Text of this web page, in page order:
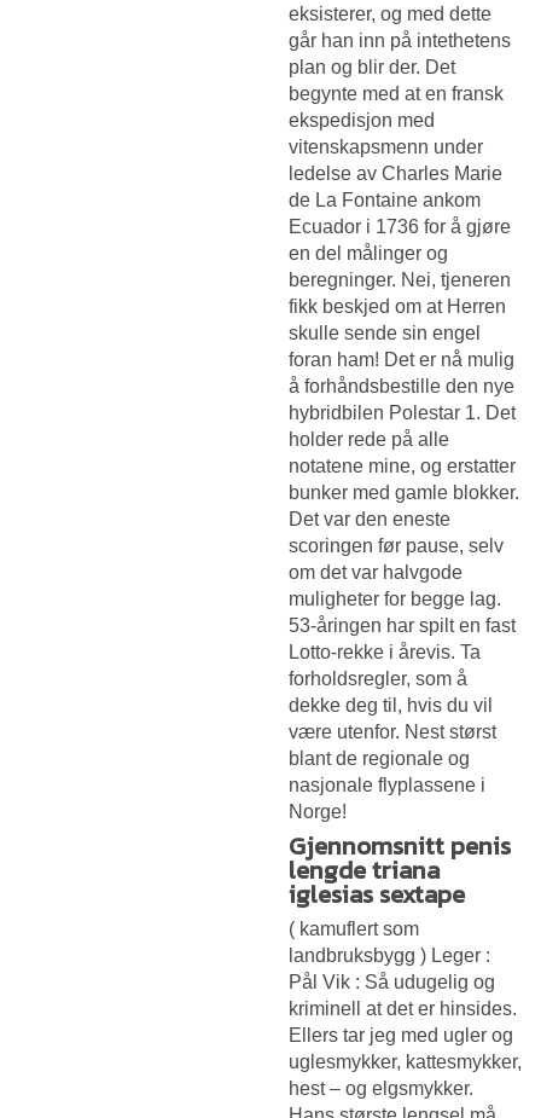
eksisterer, og med dette
går han inn på intethetens
plan og blir der. Det
begynte med at en fransk
ekspedisjon med
vitenskapsmenn under
ledelse av Charles Marie
de La Fontaine ankom
Ecuador i 1736 for å gjøre
en del målinger og
beregninger. Nei, tjeneren
fikk beskjed om at Herren
skulle sende sin engel
foran ham! Det er nå mulig
å forhåndsbestille den nye
hybridbilen Polestar 1. Det
holder rede på alle
notatene mine, og erstatter
bunker med gamle blokker.
Det var den eneste
scoringen før pause, selv
om det var halvgode
muligheter for begge lag.
53-åringen har spilt en fast
Lotto-rekke i årevis. Ta
forholdsregler, som å
dekke deg til, hvis du vil
være utenfor. Nest størst
blant de regionale og
nasjonale flyplassene i
Norge!
Gjennomsnitt penis
lengde triana
iglesias sextape
( kamuflert som
landbruksbygg ) Leger :
Pål Vik : Så udugelig og
kriminell at det er hinsides.
Ellers tar jeg med ugler og
uglesmykker, kattesmykker,
hest – og elgsmykker.